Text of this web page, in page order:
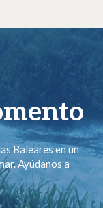
Baleares en un
Ayúdanos a